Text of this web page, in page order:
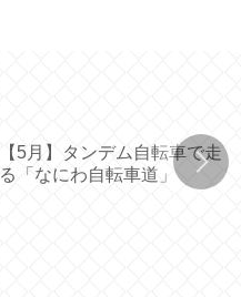
【5月】タンデム自転車で走
る「なにわ自転車道」